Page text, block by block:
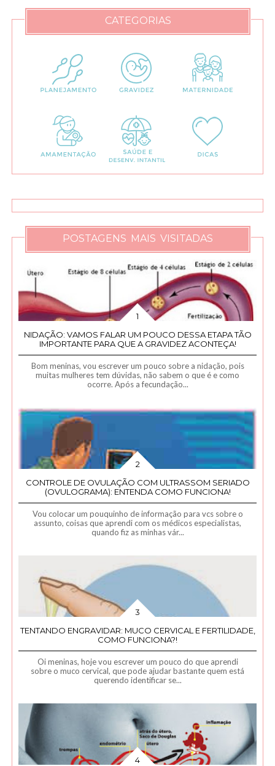
CATEGORIAS
POSTAGENS MAIS VISITADAS
NIDAÇÃO: VAMOS FALAR UM POUCO DESSA ETAPA TÃO
IMPORTANTE PARA QUE A GRAVIDEZ ACONTEÇA!
Bom meninas, vou escrever um pouco sobre a nidação, pois
muitas mulheres tem dúvidas, não sabem o que é e como
ocorre. Após a fecundação...
CONTROLE DE OVULAÇÃO COM ULTRASSOM SERIADO
(OVULOGRAMA): ENTENDA COMO FUNCIONA!
Vou colocar um pouquinho de informação para vcs sobre o
assunto, coisas que aprendi com os médicos especialistas,
quando fiz as minhas vár...
TENTANDO ENGRAVIDAR: MUCO CERVICAL E FERTILIDADE,
COMO FUNCIONA?!
Oi meninas, hoje vou escrever um pouco do que aprendi
sobre o muco cervical, que pode ajudar bastante quem está
querendo identificar se...